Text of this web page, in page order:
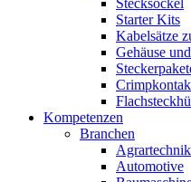
Stecksockel
Starter Kits
Kabelsätze
Gehäuse
Kompetenzen
Branchen
Agrartechnik
Automotive